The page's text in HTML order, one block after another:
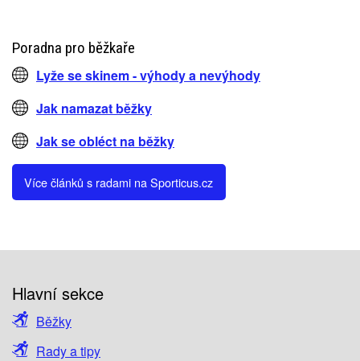
Poradna pro běžkaře
Lyže se skinem - výhody a nevýhody
Jak namazat běžky
Jak se obléct na běžky
Více článků s radami na Sporticus.cz
Hlavní sekce
Běžky
Rady a tipy